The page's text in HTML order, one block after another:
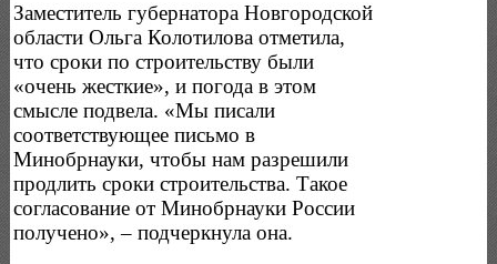
Заместитель губернатора Новгородской
области Ольга Колотилова отметила,
что сроки по строительству были
«очень жесткие», и погода в этом
смысле подвела. «Мы писали
соответствующее письмо в
Минобрнауки, чтобы нам разрешили
продлить сроки строительства. Такое
согласование от Минобрнауки России
получено», – подчеркнула она.